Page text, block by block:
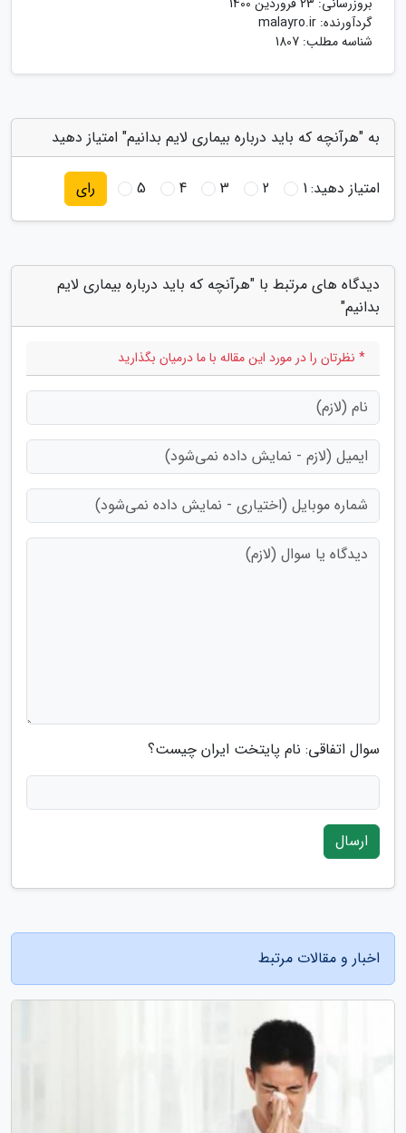
گردآورنده: malayro.ir
شناسه مطلب: 1807
به "هرآنچه که باید درباره بیماری لایم بدانیم" امتیاز دهید
امتیاز دهید:1
2
3
4
5 رای
دیدگاه های مرتبط با "هرآنچه که باید درباره بیماری لایم
بدانیم"
* نظرتان را در مورد این مقاله با ما درمیان بگذارید
سوال اتفاقی: نام پایتخت ایران چیست؟
ارسال
اخبار و مقالات مرتبط